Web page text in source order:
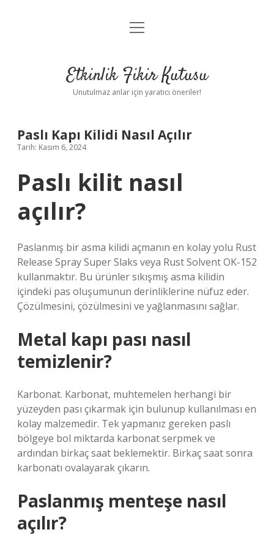
Anasayfa
Yasal Uyarı
menüyü
Etkinlik Fikir Kutusu
Unutulmaz anlar için yaratıcı öneriler!
Paslı Kapı Kilidi Nasıl Açılır
Tarih: Kasım 6, 2024
Paslı kilit nasıl
açılır?
Paslanmış bir asma kilidi açmanın en kolay yolu Rust
Release Spray Super Slaks veya Rust Solvent OK-152
kullanmaktır. Bu ürünler sıkışmış asma kilidin
içindeki pas oluşumunun derinliklerine nüfuz eder.
Çözülmesini, çözülmesini ve yağlanmasını sağlar.
Metal kapı pası nasıl
temizlenir?
Karbonat. Karbonat, muhtemelen herhangi bir
yüzeyden pası çıkarmak için bulunup kullanılması en
kolay malzemedir. Tek yapmanız gereken paslı
bölgeye bol miktarda karbonat serpmek ve
ardından birkaç saat beklemektir. Birkaç saat sonra
karbonatı ovalayarak çıkarın.
Paslanmış menteşe nasıl
açılır?